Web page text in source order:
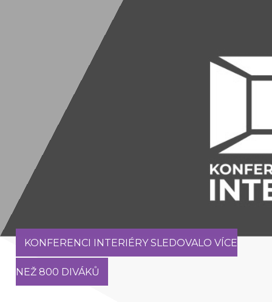
KONFERENCI INTERIÉRY SLEDOVALO VÍCE
NEŽ 800 DIVÁKŮ